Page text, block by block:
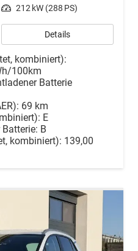
Leistung 212 kW (288 PS)
Details
kombiniert):
100km
Batterie
69 km
E
B
kombiniert): 139,00